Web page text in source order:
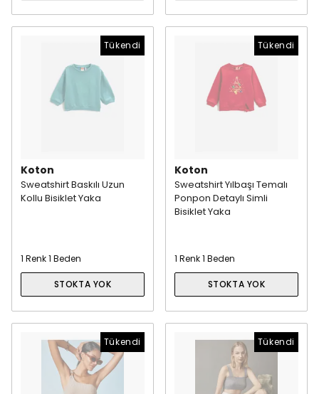
Tükendi
Koton
Sweatshirt Baskılı Uzun
Kollu Bisiklet Yaka
1 Renk 1 Beden
STOKTA YOK
Tükendi
Koton
Sweatshirt Yılbaşı Temalı
Ponpon Detaylı Simli
Bisiklet Yaka
1 Renk 1 Beden
STOKTA YOK
Tükendi Tükendi